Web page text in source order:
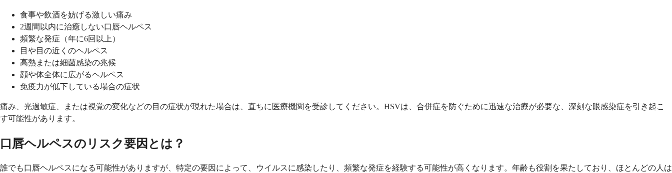
食事や飲酒を妨げる激しい痛み
2週間以内に治癒しない口唇ヘルペス
頻繁な発症（年に6回以上）
目や目の近くのヘルペス
高熱または細菌感染の兆候
顔や体全体に広がるヘルペス
免疫力が低下している場合の症状
痛み、光過敏症、または視覚の変化などの目の症状が現れた場合は、直ちに医療機関を受診してください。HSVは、合併症を防ぐために迅速な治療が必要な、深刻な眼感染症を引き起こ
す可能性があります。
口唇ヘルペスのリスク要因とは？
誰でも口唇ヘルペスになる可能性がありますが、特定の要因によって、ウイルスに感染したり、頻繁な発症を経験する可能性が高くなります。年齢も役割を果たしており、ほとんどの人は